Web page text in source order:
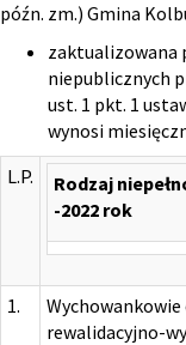
późn. zm.) Gmina
zaktualizowana
niepublicznych
ust. 1 pkt. 1
wynosi
L.P.
Rodzaj
-2022 rok
1.
rewalidacyjno-